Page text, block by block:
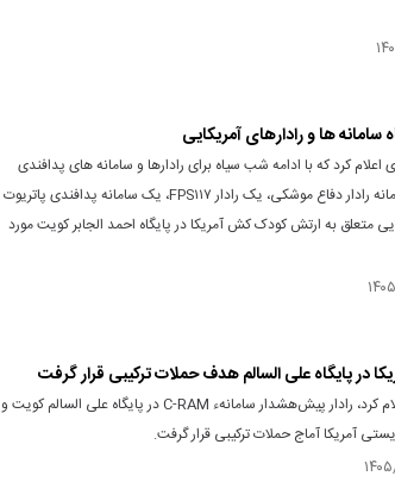
ها و رادارهای آمریکایی
اعلام کرد که با ادامه شب سیاه برای رادارها و سامانه های پدافندی
آمریکا در منطقه، یک رادار هشدار اولیه، یک سامانه رادار دفاع موشکی، یک رادار FPS۱۱۷، یک سامانه پدافندی پاتریوت
متعلق به ارتش کودک کش آمریکا در پایگاه احمد الجابر کویت مورد
در پایگاه علی السالم هدف حملات ترکیبی قرار گرفت
روابط عمومی سپاه پاسداران انقلاب اسلامی اعلام کرد، رادار پیش‌هشدار سامانهء C-RAM در پایگاه علی السالم کویت و
آمریکا آماج حملات ترکیبی قرار گرفت‌.